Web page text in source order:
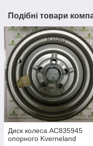
Подібні товари
Диск колеса AC835945
опорного Kverneland